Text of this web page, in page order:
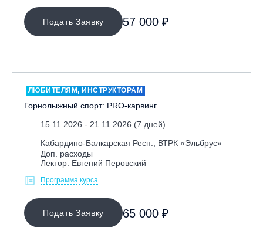
ОЧИСТИТЬ ФИЛЬТР
Подать Заявку 57 000 ₽
ЛЮБИТЕЛЯМ, ИНСТРУКТОРАМ
Горнолыжный спорт: PRO-карвинг
15.11.2026 - 21.11.2026 (7 дней)
Кабардино-Балкарская Респ., ВТРК «Эльбрус»
Доп. расходы
Лектор: Евгений Перовский
Программа курса
Подать Заявку 65 000 ₽